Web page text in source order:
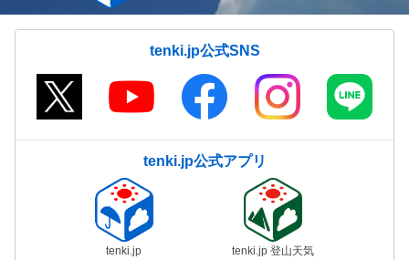
tenki.jp公式SNS
tenki.jp公式アプリ
tenki.jp tenki.jp 登山天気